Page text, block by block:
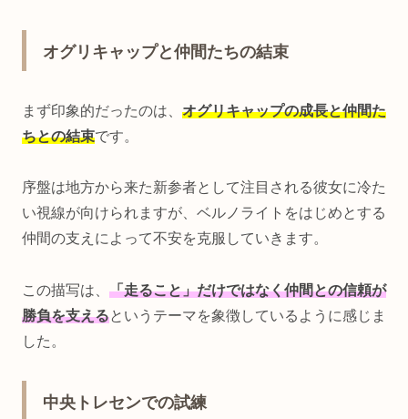
オグリキャップと仲間たちの結束
まず印象的だったのは、 オグリキャップの成長と仲間た
ちとの結束です。
序盤は地方から来た新参者として注目される彼女に冷た
い視線が向けられますが、ベルノライトをはじめとする
仲間の支えによって不安を克服していきます。
この描写は、 「走ること」だけではなく仲間との信頼が
勝負を支えるというテーマを象徴しているように感じま
した。
中央トレセンでの試練